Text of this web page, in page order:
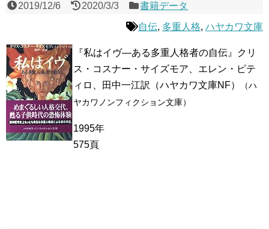
2019/12/6 2020/3/3 書籍データ
自伝, 多重人格, ハヤカワ文庫
『私はイヴ―ある多重人格者の自伝』クリ
ス・コスナー・サイズモア、エレン・ピテ
ィロ、田中一江訳（ハヤカワ文庫NF）
（ハ
ヤカワノンフィクション文庫）
1995年
575頁